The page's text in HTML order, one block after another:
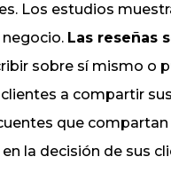
Los estudios
Las reseñas
sobre sí mismo o
a compartir
que
la decisión de sus